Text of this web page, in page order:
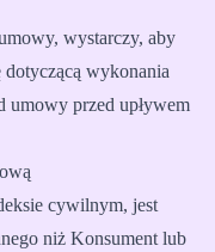
wystarczy, aby
wykonania
umowy przed upływem
cywilnym, jest
niż Konsument lub